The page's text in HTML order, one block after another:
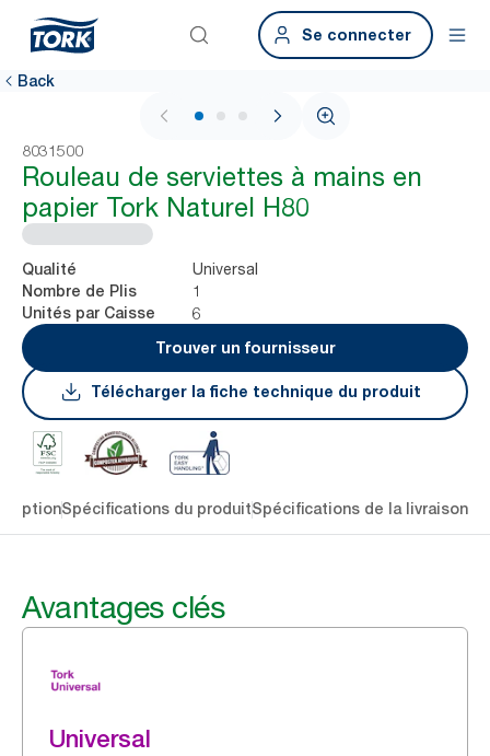
Se connecter
Back
1 / 3
8031500
Rouleau de serviettes à mains en
papier Tork Naturel H80
Qualité Universal
Nombre de Plis 1
Unités par Caisse
6
Trouver un fournisseur
Télécharger la fiche technique du produit
Spécifications du produitSpécifications de la livraison
Avantages clés
Universal